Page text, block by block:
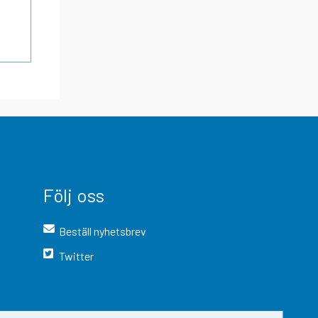
Följ oss
Beställ nyhetsbrev
Twitter